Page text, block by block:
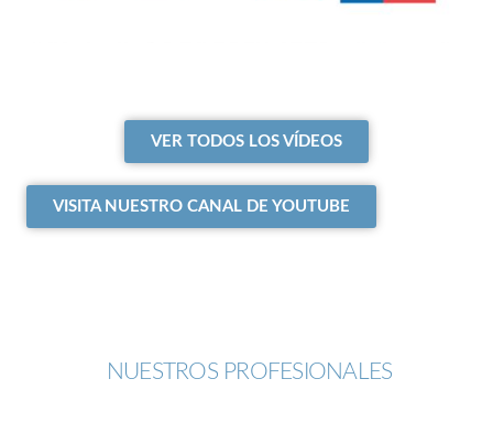
VER TODOS LOS VÍDEOS
VISITA NUESTRO CANAL DE YOUTUBE
NUESTROS PROFESIONALES